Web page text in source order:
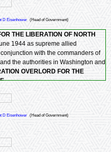
D Eisenhower (Head of Government)
THE LIBERATION OF NORTH
1944 as supreme allied
with the commanders of
the authorities in Washington and
OVERLORD FOR THE
D Eisenhower (Head of Government)